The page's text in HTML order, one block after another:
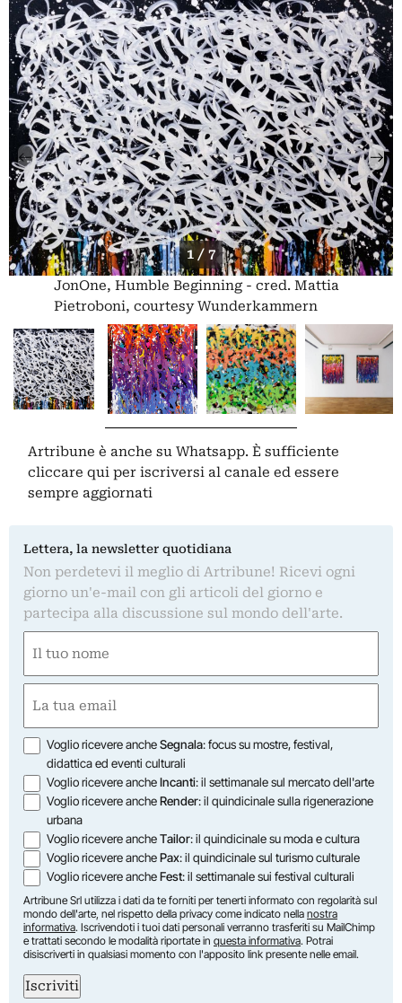
1 / 7
JonOne, Humble Beginning - cred. Mattia
Pietroboni, courtesy Wunderkammern
Artribune è anche su Whatsapp. È sufficiente
cliccare qui per iscriversi al canale ed essere
sempre aggiornati
Lettera, la newsletter quotidiana
Non perdetevi il meglio di Artribune! Ricevi ogni
giorno un'e-mail con gli articoli del giorno e
partecipa alla discussione sul mondo dell'arte.
(Obbligatorio)
(Obbligatorio)
Opzioni
Voglio ricevere ancheSegnala: focus su mostre, festival,
didattica ed eventi culturali
Voglio ricevere ancheIncanti: il settimanale sul mercato dell'arte
Voglio ricevere ancheRender: il quindicinale sulla rigenerazione
urbana
Voglio ricevere ancheTailor: il quindicinale su moda e cultura
Voglio ricevere anchePax: il quindicinale sul turismo culturale
Voglio ricevere ancheFest: il settimanale sui festival culturali
Artribune Srl utilizza i dati da te forniti per tenerti informato con regolarità sul
mondo dell'arte, nel rispetto della privacy come indicato nella nostra
informativa. Iscrivendoti i tuoi dati personali verranno trasferiti su MailChimp
e trattati secondo le modalità riportate in questa informativa. Potrai
disiscriverti in qualsiasi momento con l'apposito link presente nelle email.
Iscriviti